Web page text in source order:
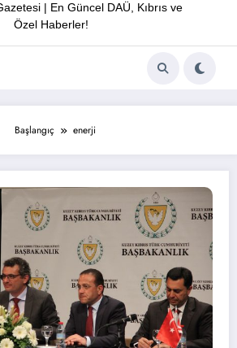
| En Güncel DAÜ, Kıbrıs ve
Özel Haberler!
Başlangıç enerji